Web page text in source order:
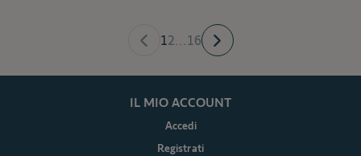
12...16
IL MIO ACCOUNT
Accedi
Registrati